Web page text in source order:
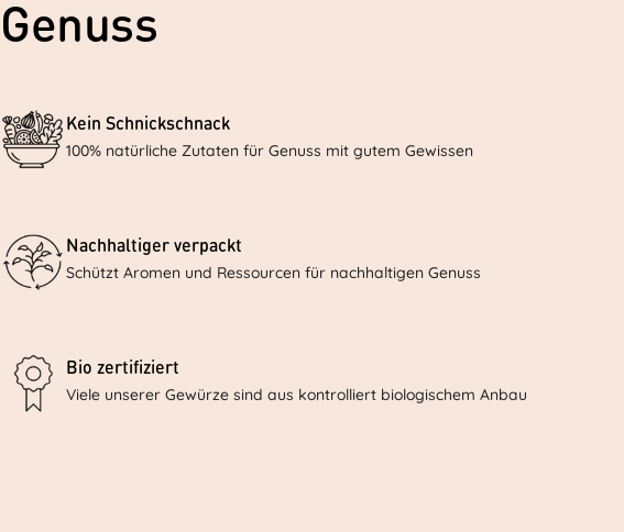
Genuss
Kein Schnickschnack
100% natürliche Zutaten für Genuss mit gutem Gewissen
Nachhaltiger verpackt
Schützt Aromen und Ressourcen für nachhaltigen Genuss
Bio zertifiziert
Viele unserer Gewürze sind aus kontrolliert biologischem Anbau